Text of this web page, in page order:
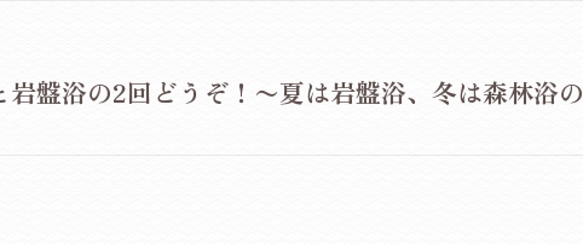
盤浴の2回どうぞ！〜夏は岩盤浴、冬は森林浴の